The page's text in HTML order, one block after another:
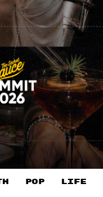
POP LIFE